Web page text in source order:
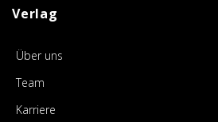
Verlag
Über uns
Team
Karriere